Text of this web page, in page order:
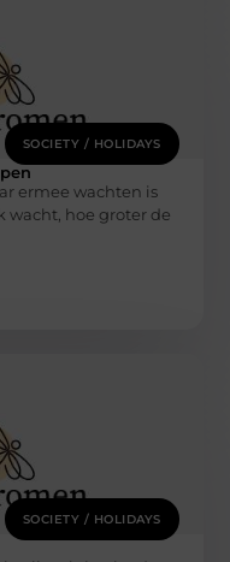
SOCIETY / HOLIDAYS
ermee wachten is
wacht, hoe groter de
SOCIETY / HOLIDAYS